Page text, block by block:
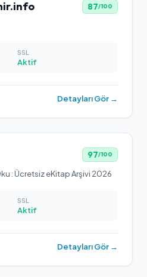
87/100
SSL
Aktif
Detayları Gör →
97/100
: Ücretsiz eKitap Arşivi 2026
SSL
Aktif
Detayları Gör →